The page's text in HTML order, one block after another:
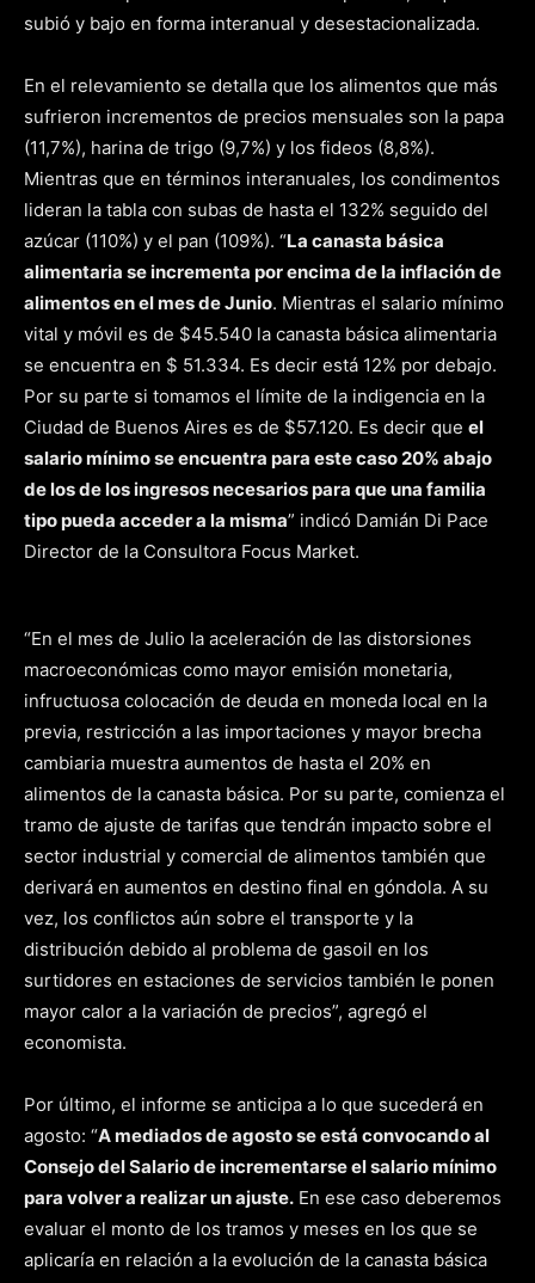
subió y bajo en forma interanual y desestacionalizada.
En el relevamiento se detalla que los alimentos que más
sufrieron incrementos de precios mensuales son la papa
(11,7%), harina de trigo (9,7%) y los fideos (8,8%).
Mientras que en términos interanuales, los condimentos
lideran la tabla con subas de hasta el 132% seguido del
azúcar (110%) y el pan (109%). “La canasta básica
alimentaria se incrementa por encima de la inflación de
alimentos en el mes de Junio. Mientras el salario mínimo
vital y móvil es de $45.540 la canasta básica alimentaria
se encuentra en $ 51.334. Es decir está 12% por debajo.
Por su parte si tomamos el límite de la indigencia en la
Ciudad de Buenos Aires es de $57.120. Es decir que el
salario mínimo se encuentra para este caso 20% abajo
de los de los ingresos necesarios para que una familia
tipo pueda acceder a la misma” indicó Damián Di Pace
Director de la Consultora Focus Market.
“En el mes de Julio la aceleración de las distorsiones
macroeconómicas como mayor emisión monetaria,
infructuosa colocación de deuda en moneda local en la
previa, restricción a las importaciones y mayor brecha
cambiaria muestra aumentos de hasta el 20% en
alimentos de la canasta básica. Por su parte, comienza el
tramo de ajuste de tarifas que tendrán impacto sobre el
sector industrial y comercial de alimentos también que
derivará en aumentos en destino final en góndola. A su
vez, los conflictos aún sobre el transporte y la
distribución debido al problema de gasoil en los
surtidores en estaciones de servicios también le ponen
mayor calor a la variación de precios”, agregó el
economista.
Por último, el informe se anticipa a lo que sucederá en
agosto: “A mediados de agosto se está convocando al
Consejo del Salario de incrementarse el salario mínimo
para volver a realizar un ajuste. En ese caso deberemos
evaluar el monto de los tramos y meses en los que se
aplicaría en relación a la evolución de la canasta básica